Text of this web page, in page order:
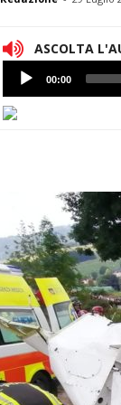
ASCOLTA
Lettore
Audio
00:00